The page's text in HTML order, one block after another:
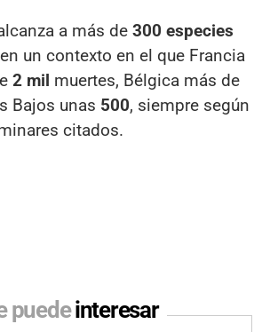
a más de 300 especies
un contexto en el que Francia
2 mil muertes, Bélgica más de
Bajos unas 500, siempre según
citados.
puedeinteresar